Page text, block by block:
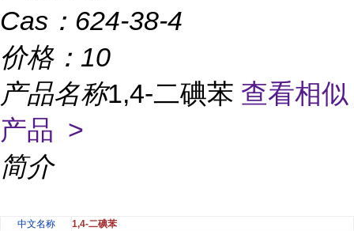
Cas： 624-38-4
价格： 10
产品名称1,4-二碘苯 查看相似
产品 >
简介
中文名称
1,4-二碘苯